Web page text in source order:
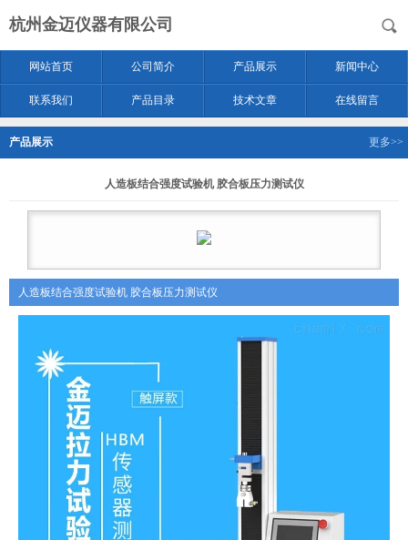
杭州金迈仪器有限公司
网站首页 公司简介 产品展示 新闻中心
联系我们 产品目录 技术文章 在线留言
产品展示 更多>>
人造板结合强度试验机 胶合板压力测试仪
人造板结合强度试验机 胶合板压力测试仪